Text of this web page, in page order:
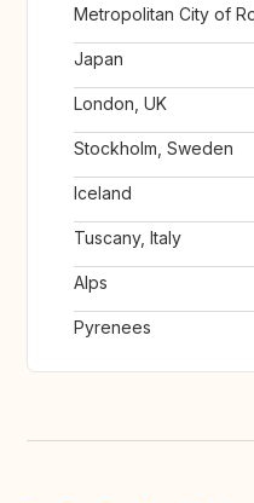
Metropolitan City of
Japan
London, UK
Stockholm, Sweden
Iceland
Tuscany, Italy
Alps
Pyrenees